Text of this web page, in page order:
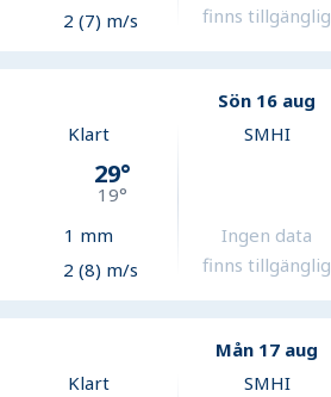
2 (7) m/s
finns tillgänglig
Sön 16 aug
Klart
29°
19°
1 mm
2 (8) m/s
SMHI
Ingen data
finns tillgänglig
Mån 17 aug
Klart
SMHI